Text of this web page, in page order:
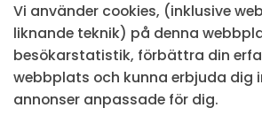
Vi använder cookies, (inklusive
liknande teknik) på denna
besökarstatistik, förbättra din
webbplats och kunna erbjuda dig
annonser anpassade för dig.